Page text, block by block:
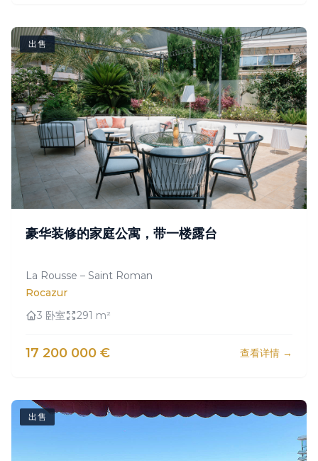
出售
豪华装修的家庭公寓，带一楼露台
La Rousse – Saint Roman
Rocazur
3 卧室
291 m²
17 200 000 € 查看详情 →
出售